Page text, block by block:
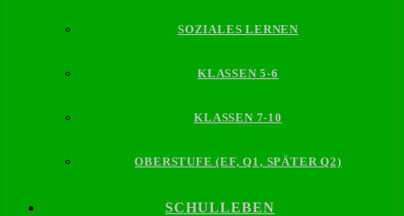
SOZIALES LERNEN
KLASSEN 5-6
KLASSEN 7-10
OBERSTUFE (EF, Q1, SPÄTER Q2)
SCHULLEBEN